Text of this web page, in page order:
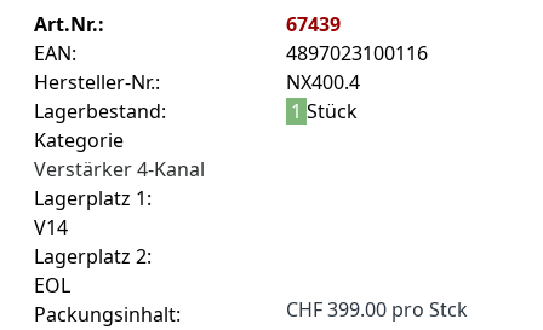
Art.Nr.:
67439
EAN:
4897023100116
Hersteller-Nr.:
NX400.4
Lagerbestand:
1 Stück
Kategorie
Verstärker 4-Kanal
Lagerplatz 1:
V14
Lagerplatz 2:
EOL
Packungsinhalt:
CHF 399.00 pro Stck